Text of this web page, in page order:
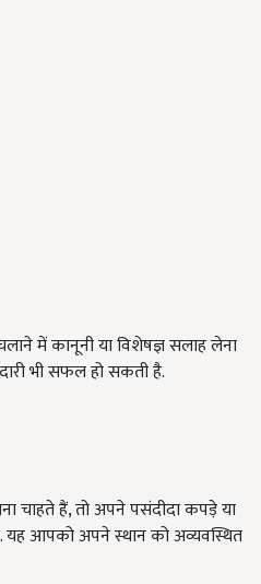
में कानूनी या विशेषज्ञ सलाह लेना
भी सफल हो सकती है.
चाहते हैं, तो अपने पसंदीदा कपड़े या
यह आपको अपने स्थान को अव्यवस्थित